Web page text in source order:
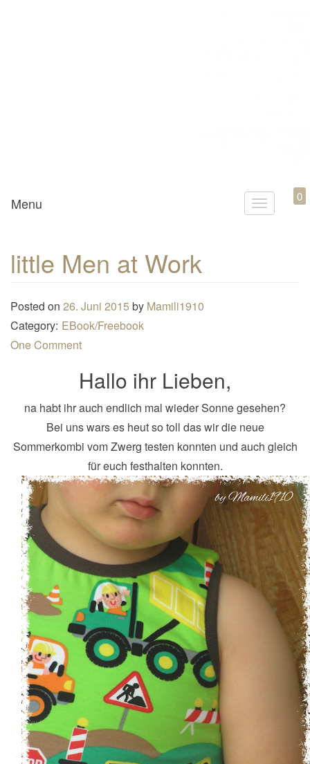
Mamili1910
T
g
t
o
n
Menu 0
little Men at Work
Posted on 26. Juni 2015 by Mamili1910
Category: EBook/Freebook
One Comment
Hallo ihr Lieben,
na habt ihr auch endlich mal wieder Sonne gesehen?
Bei uns wars es heut so toll das wir die neue
Sommerkombi vom Zwerg testen konnten und auch gleich
für euch festhalten konnten.